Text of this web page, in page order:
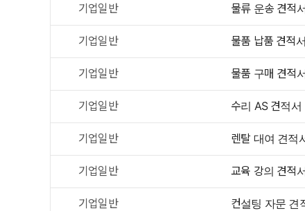
기업일반 물류 운송 견적
기업일반 물품 납품 견적
기업일반 물품 구매 견적
기업일반 수리 AS 견적
기업일반 렌탈 대여 견적
기업일반 교육 강의 견적
기업일반 컨설팅 자문 견